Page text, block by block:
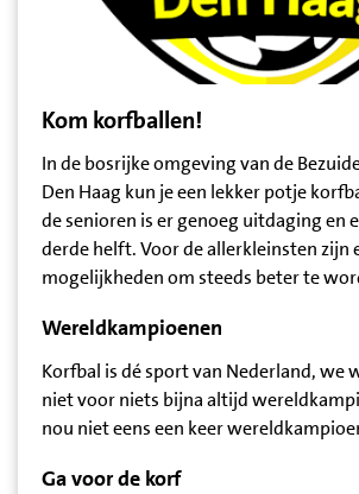
Kom korfballen!
In de bosrijke omgeving van de
Den Haag kun je een lekker potje
de senioren is er genoeg uitdaging en
derde helft. Voor de allerkleinsten zijn
mogelijkheden om steeds beter te
Wereldkampioenen
Korfbal is dé sport van Nederland, we
niet voor niets bijna altijd
nou niet eens een keer
Ga voor de korf